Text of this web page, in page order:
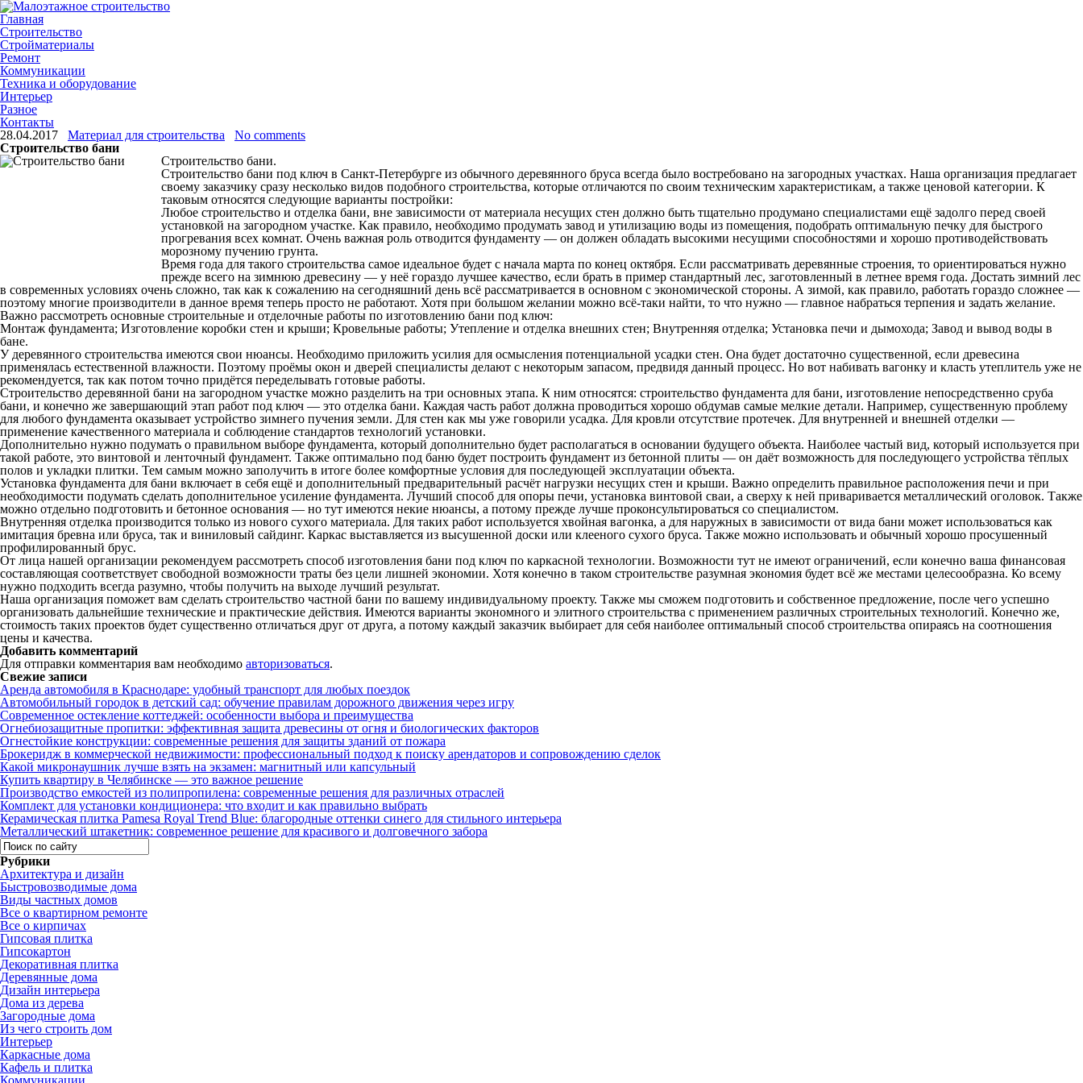
Главная
Строительство
Стройматериалы
Ремонт
Коммуникации
Техника и оборудование
Интерьер
Разное
Контакты
28.04.2017
Материал для строительства
No comments
Строительство бани
Строительство бани.
Строительство бани под ключ в Санкт-Петербурге из обычного деревянного бруса всегда было востребовано на загородных участках. Наша организация предлагает
своему заказчику сразу несколько видов подобного строительства, которые отличаются по своим техническим характеристикам, а также ценовой категории. К
таковым относятся следующие варианты постройки:
Любое строительство и отделка бани, вне зависимости от материала несущих стен должно быть тщательно продумано специалистами ещё задолго перед своей
установкой на загородном участке. Как правило, необходимо продумать завод и утилизацию воды из помещения, подобрать оптимальную печку для быстрого
прогревания всех комнат. Очень важная роль отводится фундаменту — он должен обладать высокими несущими способностями и хорошо противодействовать
морозному пучению грунта.
Время года для такого строительства самое идеальное будет с начала марта по конец октября. Если рассматривать деревянные строения, то ориентироваться нужно
прежде всего на зимнюю древесину — у неё гораздо лучшее качество, если брать в пример стандартный лес, заготовленный в летнее время года. Достать зимний лес
в современных условиях очень сложно, так как к сожалению на сегодняшний день всё рассматривается в основном с экономической стороны. А зимой, как правило, работать гораздо сложнее —
поэтому многие производители в данное время теперь просто не работают. Хотя при большом желании можно всё-таки найти, то что нужно — главное набраться терпения и задать желание.
Важно рассмотреть основные строительные и отделочные работы по изготовлению бани под ключ:
Монтаж фундамента; Изготовление коробки стен и крыши; Кровельные работы; Утепление и отделка внешних стен; Внутренняя отделка; Установка печи и дымохода; Завод и вывод воды в
бане.
У деревянного строительства имеются свои нюансы. Необходимо приложить усилия для осмысления потенциальной усадки стен. Она будет достаточно существенной, если древесина
применялась естественной влажности. Поэтому проёмы окон и дверей специалисты делают с некоторым запасом, предвидя данный процесс. Но вот набивать вагонку и класть утеплитель уже не
рекомендуется, так как потом точно придётся переделывать готовые работы.
Строительство деревянной бани на загородном участке можно разделить на три основных этапа. К ним относятся: строительство фундамента для бани, изготовление непосредственно сруба
бани, и конечно же завершающий этап работ под ключ — это отделка бани. Каждая часть работ должна проводиться хорошо обдумав самые мелкие детали. Например, существенную проблему
для любого фундамента оказывает устройство зимнего пучения земли. Для стен как мы уже говорили усадка. Для кровли отсутствие протечек. Для внутренней и внешней отделки —
применение качественного материала и соблюдение стандартов технологий установки.
Дополнительно нужно подумать о правильном выборе фундамента, который дополнительно будет располагаться в основании будущего объекта. Наиболее частый вид, который используется при
такой работе, это винтовой и ленточный фундамент. Также оптимально под баню будет построить фундамент из бетонной плиты — он даёт возможность для последующего устройства тёплых
полов и укладки плитки. Тем самым можно заполучить в итоге более комфортные условия для последующей эксплуатации объекта.
Установка фундамента для бани включает в себя ещё и дополнительный предварительный расчёт нагрузки несущих стен и крыши. Важно определить правильное расположения печи и при
необходимости подумать сделать дополнительное усиление фундамента. Лучший способ для опоры печи, установка винтовой сваи, а сверху к ней приваривается металлический оголовок. Также
можно отдельно подготовить и бетонное основания — но тут имеются некие нюансы, а потому прежде лучше проконсультироваться со специалистом.
Внутренняя отделка производится только из нового сухого материала. Для таких работ используется хвойная вагонка, а для наружных в зависимости от вида бани может использоваться как
имитация бревна или бруса, так и виниловый сайдинг. Каркас выставляется из высушенной доски или клееного сухого бруса. Также можно использовать и обычный хорошо просушенный
профилированный брус.
От лица нашей организации рекомендуем рассмотреть способ изготовления бани под ключ по каркасной технологии. Возможности тут не имеют ограничений, если конечно ваша финансовая
составляющая соответствует свободной возможности траты без цели лишней экономии. Хотя конечно в таком строительстве разумная экономия будет всё же местами целесообразна. Ко всему
нужно подходить всегда разумно, чтобы получить на выходе лучший результат.
Наша организация поможет вам сделать строительство частной бани по вашему индивидуальному проекту. Также мы сможем подготовить и собственное предложение, после чего успешно
организовать дальнейшие технические и практические действия. Имеются варианты экономного и элитного строительства с применением различных строительных технологий. Конечно же,
стоимость таких проектов будет существенно отличаться друг от друга, а потому каждый заказчик выбирает для себя наиболее оптимальный способ строительства опираясь на соотношения
цены и качества.
Добавить комментарий
Для отправки комментария вам необходимо авторизоваться.
Свежие записи
Аренда автомобиля в Краснодаре: удобный транспорт для любых поездок
Автомобильный городок в детский сад: обучение правилам дорожного движения через игру
Современное остекление коттеджей: особенности выбора и преимущества
Огнебиозащитные пропитки: эффективная защита древесины от огня и биологических факторов
Огнестойкие конструкции: современные решения для защиты зданий от пожара
Брокеридж в коммерческой недвижимости: профессиональный подход к поиску арендаторов и сопровождению сделок
Какой микронаушник лучше взять на экзамен: магнитный или капсульный
Купить квартиру в Челябинске — это важное решение
Производство емкостей из полипропилена: современные решения для различных отраслей
Комплект для установки кондиционера: что входит и как правильно выбрать
Керамическая плитка Pamesa Royal Trend Blue: благородные оттенки синего для стильного интерьера
Металлический штакетник: современное решение для красивого и долговечного забора
Рубрики
Архитектура и дизайн
Быстровозводимые дома
Виды частных домов
Все о квартирном ремонте
Все о кирпичах
Гипсовая плитка
Гипсокартон
Декоративная плитка
Деревянные дома
Дизайн интерьера
Дома из дерева
Загородные дома
Из чего строить дом
Интерьер
Каркасные дома
Кафель и плитка
Коммуникации